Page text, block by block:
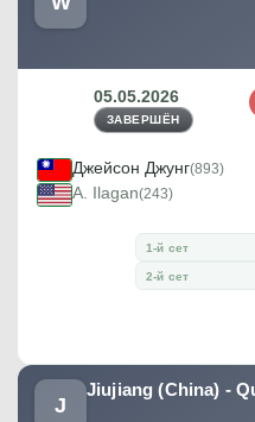
05.05.2026
ЗАВЕРШЁН
Джейсон Джунг(893)
A. Ilagan(243)
1-й сет
2-й сет
J
Jiujiang (China) -